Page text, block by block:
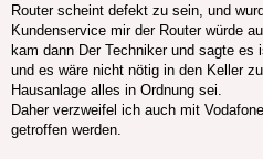
Router scheint defekt zu sein, und
Kundenservice mir der Router würde
kam dann Der Techniker und sagte
und es wäre nicht nötig in den Keller
Hausanlage alles in Ordnung sei.
Daher verzweifel ich auch mit
getroffen werden.